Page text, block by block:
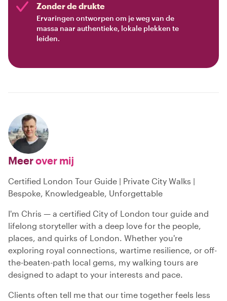
Zonder de drukte
Ervaringen ontworpen om je weg van de
massa naar authentieke, lokale plekken te
leiden.
Meerover mij
Certified London Tour Guide | Private City Walks |
Bespoke, Knowledgeable, Unforgettable
I'm Chris — a certified City of London tour guide and
lifelong storyteller with a deep love for the people,
places, and quirks of London. Whether you're
exploring royal connections, wartime resilience, or off-
the-beaten-path local gems, my walking tours are
designed to adapt to your interests and pace.
Clients often tell me that our time together feels less